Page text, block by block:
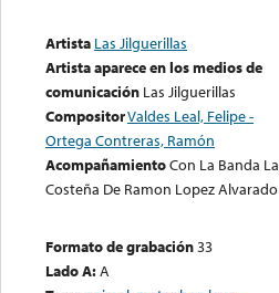
Artista Las Jilguerillas
Artista aparece en los medios de
comunicación Las Jilguerillas
CompositorValdes Leal, Felipe -
Ortega Contreras, Ramón
AcompañamientoCon La Banda La
Costeña De Ramon Lopez Alvarado
Formato de grabación33
Lado A:A